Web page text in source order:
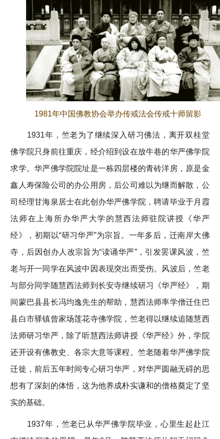
1981年中国佛教协会举办传戒法会传戒十师留影
1931年，竺老为了继续深入研习佛法，离开双桂堂
佛学院只身前往重庆，经介绍到设在放牛巷的华严佛学院
求学。华严佛学院院址是一栋四层楼的青砖洋房，原是金
鑫人寿保险公司的办公用房，后公司难以为继而解散，公
司经理甘海泉居士在此创办华严佛学院，聘请毕业于月霞
法师在上海所办华严大学的慧西法师驻院讲授《华严
经》，初期以“研习华严”为宗旨。一年多后，迁南岸大佛
寺，后因创办人改宗旨为“读诵华严”，引发罢课风波，竺
老与开一同学在风波中因表现突出而受伤。风波后，竺老
与部分同学随慧西法师到长安寺继续研习《华严经》，期
间蒙巴县县长冯均逸先生的帮助，慧西法师率学僧迁住巴
县白市驿镇曾家场莲花寺佛学院，竺老得以继续追随慧西
法师研习华严，除了听慧西法师讲授《华严经》外，学院
还开设有佛教史、各宗大意等课程。竺老随着华严佛学院
迁徙，前后五年时间专心研习华严，对华严圆融无碍的思
想有了深刻的体悟，这为他养成朴实谦和的僧格奠定了坚
实的基础。
1937年，竺老已从华严佛学院毕业，心里生起赴江